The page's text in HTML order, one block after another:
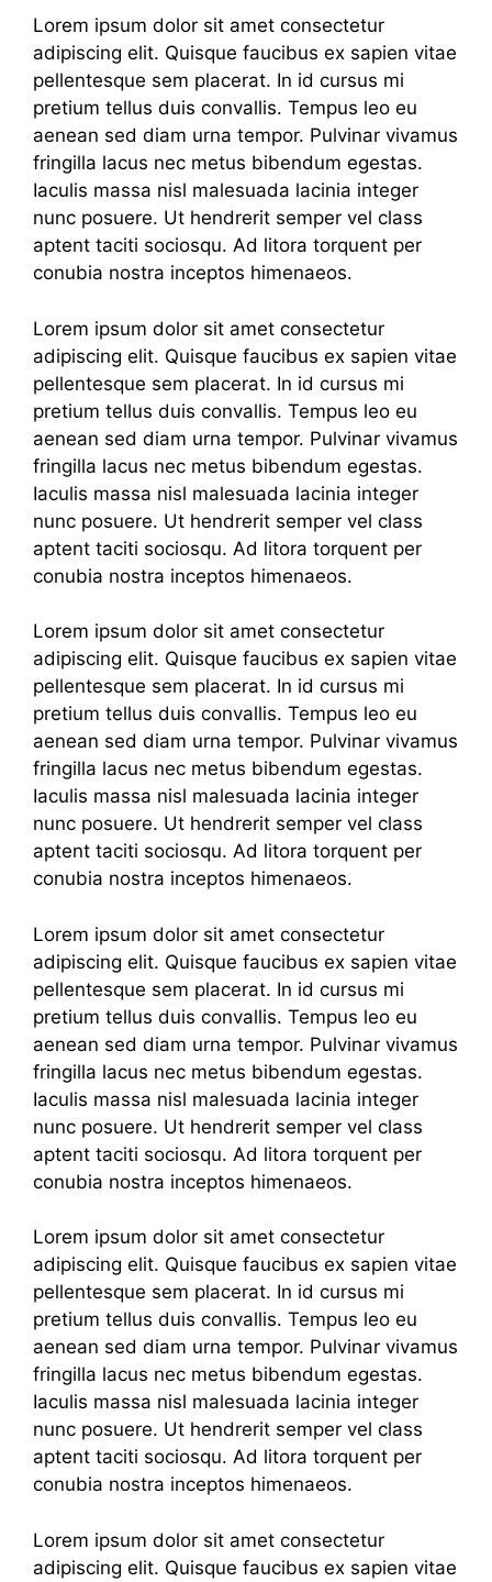
Lorem ipsum dolor sit amet consectetur
adipiscing elit. Quisque faucibus ex sapien vitae
pellentesque sem placerat. In id cursus mi
pretium tellus duis convallis. Tempus leo eu
aenean sed diam urna tempor. Pulvinar vivamus
fringilla lacus nec metus bibendum egestas.
Iaculis massa nisl malesuada lacinia integer
nunc posuere. Ut hendrerit semper vel class
aptent taciti sociosqu. Ad litora torquent per
conubia nostra inceptos himenaeos.
Lorem ipsum dolor sit amet consectetur
adipiscing elit. Quisque faucibus ex sapien vitae
pellentesque sem placerat. In id cursus mi
pretium tellus duis convallis. Tempus leo eu
aenean sed diam urna tempor. Pulvinar vivamus
fringilla lacus nec metus bibendum egestas.
Iaculis massa nisl malesuada lacinia integer
nunc posuere. Ut hendrerit semper vel class
aptent taciti sociosqu. Ad litora torquent per
conubia nostra inceptos himenaeos.
Lorem ipsum dolor sit amet consectetur
adipiscing elit. Quisque faucibus ex sapien vitae
pellentesque sem placerat. In id cursus mi
pretium tellus duis convallis. Tempus leo eu
aenean sed diam urna tempor. Pulvinar vivamus
fringilla lacus nec metus bibendum egestas.
Iaculis massa nisl malesuada lacinia integer
nunc posuere. Ut hendrerit semper vel class
aptent taciti sociosqu. Ad litora torquent per
conubia nostra inceptos himenaeos.
Lorem ipsum dolor sit amet consectetur
adipiscing elit. Quisque faucibus ex sapien vitae
pellentesque sem placerat. In id cursus mi
pretium tellus duis convallis. Tempus leo eu
aenean sed diam urna tempor. Pulvinar vivamus
fringilla lacus nec metus bibendum egestas.
Iaculis massa nisl malesuada lacinia integer
nunc posuere. Ut hendrerit semper vel class
aptent taciti sociosqu. Ad litora torquent per
conubia nostra inceptos himenaeos.
Lorem ipsum dolor sit amet consectetur
adipiscing elit. Quisque faucibus ex sapien vitae
pellentesque sem placerat. In id cursus mi
pretium tellus duis convallis. Tempus leo eu
aenean sed diam urna tempor. Pulvinar vivamus
fringilla lacus nec metus bibendum egestas.
Iaculis massa nisl malesuada lacinia integer
nunc posuere. Ut hendrerit semper vel class
aptent taciti sociosqu. Ad litora torquent per
conubia nostra inceptos himenaeos.
Lorem ipsum dolor sit amet consectetur
adipiscing elit. Quisque faucibus ex sapien vitae